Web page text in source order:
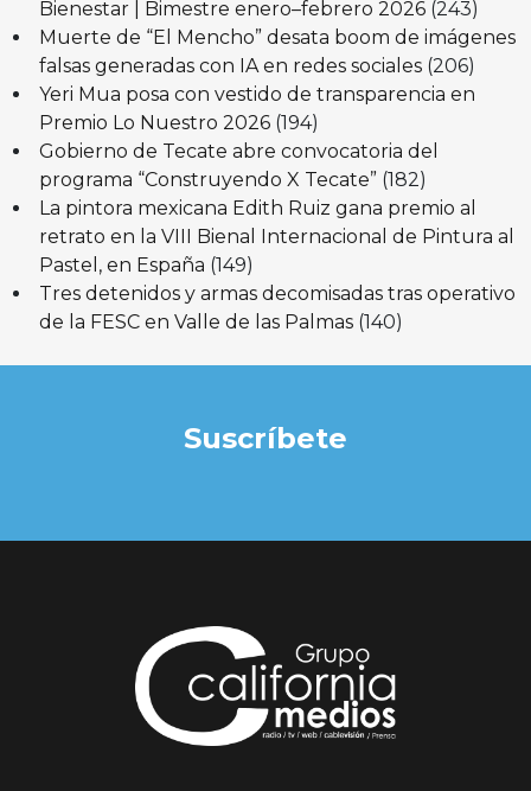
Bienestar | Bimestre enero–febrero 2026 (243)
Muerte de “El Mencho” desata boom de imágenes
falsas generadas con IA en redes sociales (206)
Yeri Mua posa con vestido de transparencia en
Premio Lo Nuestro 2026 (194)
Gobierno de Tecate abre convocatoria del
programa “Construyendo X Tecate” (182)
La pintora mexicana Edith Ruiz gana premio al
retrato en la VIII Bienal Internacional de Pintura al
Pastel, en España (149)
Tres detenidos y armas decomisadas tras operativo
de la FESC en Valle de las Palmas (140)
Suscríbete